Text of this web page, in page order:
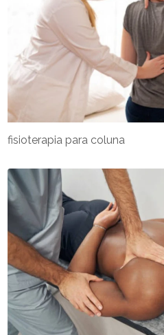
fisioterapia para coluna